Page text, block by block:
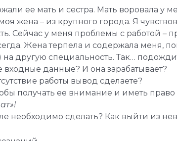
ее мать и сестра. Мать воровала у
жена – из крупного города. Я
Сейчас у меня проблемы с работой –
Жена терпела и содержала меня,
другую специальность. Так…
данные? И она зарабатывает?
работы вывод сделаете?
получать ее внимание и иметь право
необходимо сделать? Как выйти из